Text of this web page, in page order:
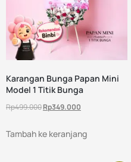
Karangan Bunga Papan Mini
Model 1 Titik Bunga
Rp499.000Rp349.000
Tambah ke keranjang